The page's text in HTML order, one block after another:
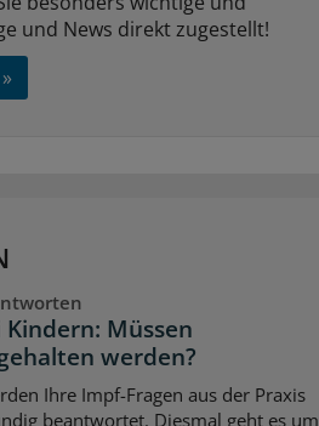
und News direkt zugestellt!
Müssen
werden?
Ihre Impf-Fragen aus der Praxis
beantwortet. Diesmal geht es um